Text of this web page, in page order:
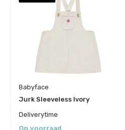
Babyface
Jurk Sleeveless Ivory
Deliverytime
Op voorraad